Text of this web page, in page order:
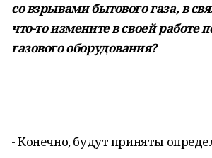
со взрывами бытового газа, в
что-то измените в своей работе
газового оборудования?
- Конечно, будут приняты